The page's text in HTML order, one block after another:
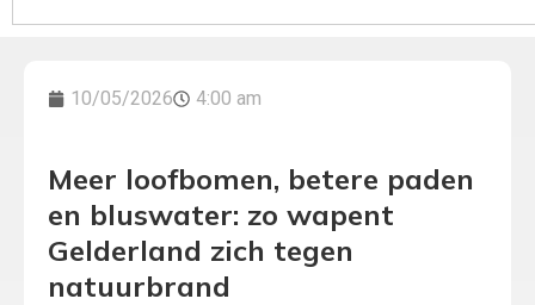
10/05/2026 4:00 am
Meer loofbomen, betere paden
en bluswater: zo wapent
Gelderland zich tegen
natuurbrand